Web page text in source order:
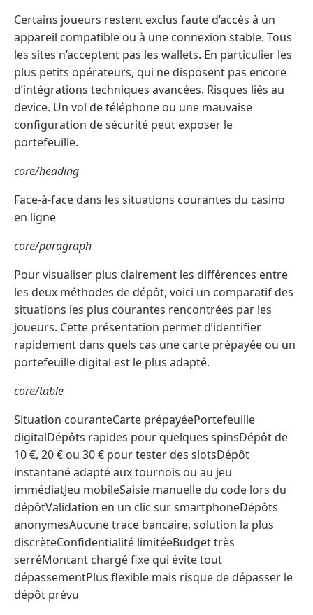
Certains joueurs restent exclus faute d’accès à un
appareil compatible ou à une connexion stable. Tous
les sites n’acceptent pas les wallets. En particulier les
plus petits opérateurs, qui ne disposent pas encore
d’intégrations techniques avancées. Risques liés au
device. Un vol de téléphone ou une mauvaise
configuration de sécurité peut exposer le
portefeuille.
core/heading
Face-à-face dans les situations courantes du casino
en ligne
core/paragraph
Pour visualiser plus clairement les différences entre
les deux méthodes de dépôt, voici un comparatif des
situations les plus courantes rencontrées par les
joueurs. Cette présentation permet d’identifier
rapidement dans quels cas une carte prépayée ou un
portefeuille digital est le plus adapté.
core/table
Situation couranteCarte prépayéePortefeuille
digitalDépôts rapides pour quelques spinsDépôt de
10 €, 20 € ou 30 € pour tester des slotsDépôt
instantané adapté aux tournois ou au jeu
immédiatJeu mobileSaisie manuelle du code lors du
dépôtValidation en un clic sur smartphoneDépôts
anonymesAucune trace bancaire, solution la plus
discrèteConfidentialité limitéeBudget très
serréMontant chargé fixe qui évite tout
dépassementPlus flexible mais risque de dépasser le
dépôt prévu